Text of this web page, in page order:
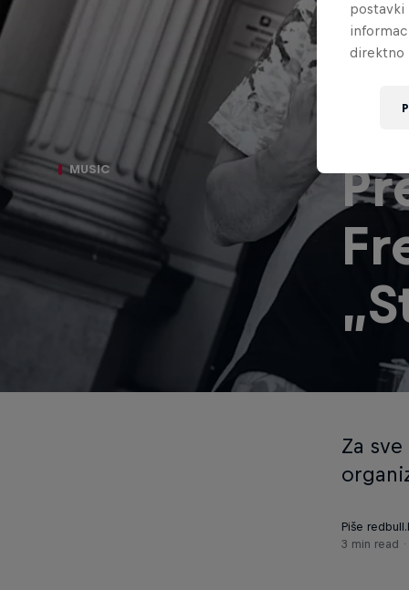
MUSIC
Za
Piše
3 min read
postavki
direktno